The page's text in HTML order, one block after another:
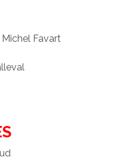
Michel Favart